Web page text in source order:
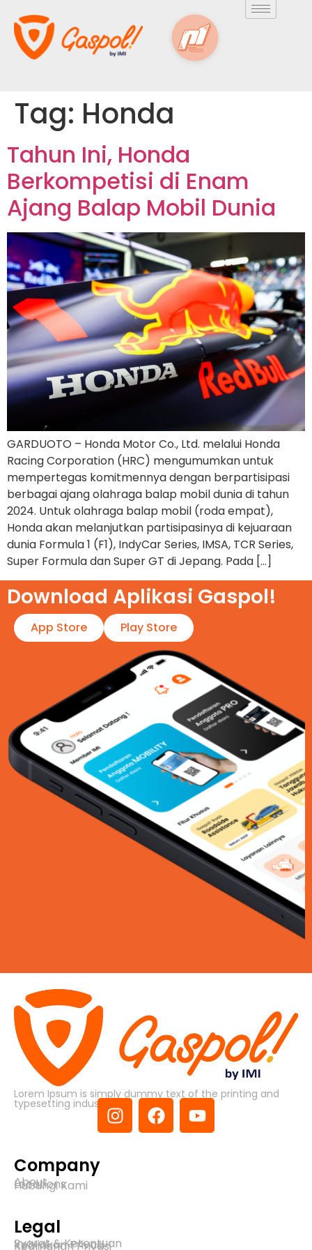
Tag: Honda
Tahun Ini, Honda
Berkompetisi di Enam
Ajang Balap Mobil Dunia
GARDUOTO – Honda Motor Co., Ltd. melalui Honda
Racing Corporation (HRC) mengumumkan untuk
mempertegas komitmennya dengan berpartisipasi
berbagai ajang olahraga balap mobil dunia di tahun
2024. Untuk olahraga balap mobil (roda empat),
Honda akan melanjutkan partisipasinya di kejuaraan
dunia Formula 1 (F1), IndyCar Series, IMSA, TCR Series,
Super Formula dan Super GT di Jepang. Pada […]
Download Aplikasi Gaspol!​
App Store Play Store
Lorem Ipsum is simply dummy text of the printing and
typesetting industry.
Company
About
Locations
Hubungi Kami
Legal
Syarat & Ketentuan
Kebijakan Privasi
Keamanan Privasi